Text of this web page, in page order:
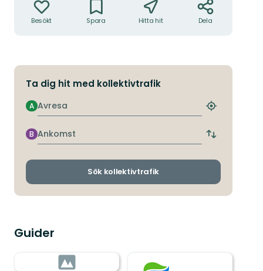
Besökt Spara Hitta hit Dela
Ta dig hit med kollektivtrafik
Avresa
A
Hitta
hållplats
Ankomst
B
Byt
och
Sök kollektivtrafik
Guider